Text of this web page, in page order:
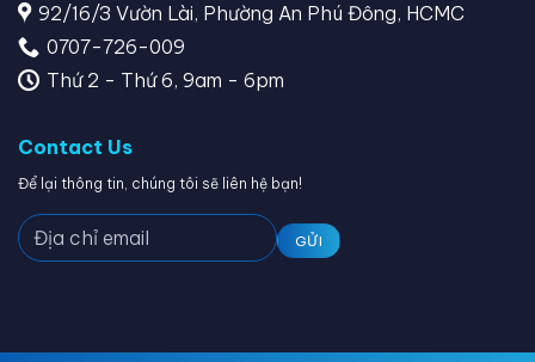
92/16/3 Vườn Lài, Phường An Phú Đông, HCMC
0707-726-009
Thứ 2 - Thứ 6, 9am - 6pm
Contact Us
Để lại thông tin, chúng tôi sẽ liên hệ bạn!
GỬI